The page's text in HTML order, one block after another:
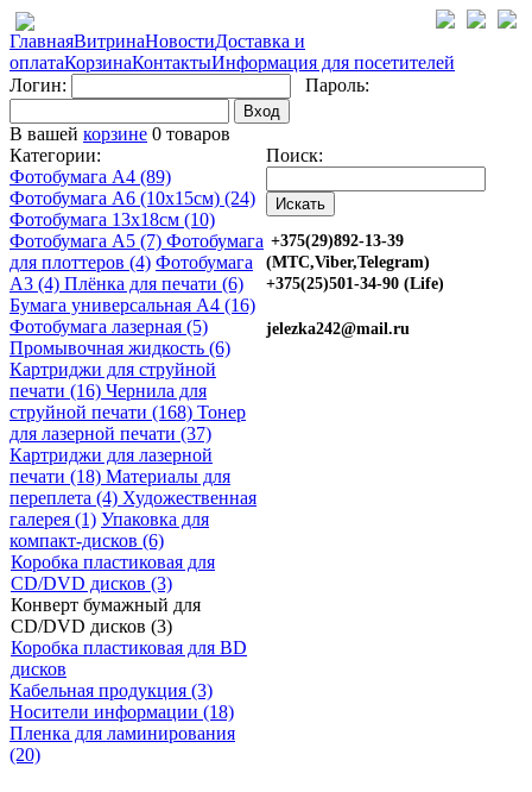
ГлавнаяВитринаНовостиДоставка и
оплатаКорзинаКонтактыИнформация для посетителей
Логин:
Пароль:
Вход
В вашей корзине 0 товаров
Категории:
Фотобумага A4 (89)
Фотобумага A6 (10х15см) (24)
Фотобумага 13х18см (10)
Фотобумага A5 (7) Фотобумага
для плоттеров (4) Фотобумага
A3 (4) Плёнка для печати (6)
Бумага универсальная A4 (16)
Фотобумага лазерная (5)
Промывочная жидкость (6)
Картриджи для струйной
печати (16) Чернила для
струйной печати (168) Тонер
для лазерной печати (37)
Картриджи для лазерной
печати (18) Материалы для
переплета (4) Художественная
галерея (1) Упаковка для
компакт-дисков (6)
Коробка пластиковая для
CD/DVD дисков (3)
Конверт бумажный для
CD/DVD дисков (3)
Коробка пластиковая для BD
дисков
Кабельная продукция (3)
Носители информации (18)
Пленка для ламинирования
(20)
Поиск:
+375(29)892-13-39
(МТС,Viber,Telegram)
+375(25)501-34-90 (Life)
jelezka242@mail.ru